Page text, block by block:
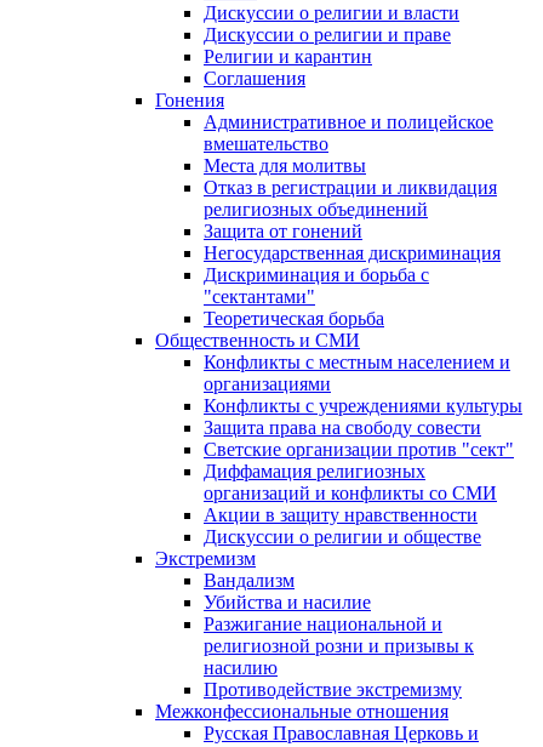
Дискуссии о религии и власти
Дискуссии о религии и праве
Религии и карантин
Соглашения
Гонения
Административное и полицейское
вмешательство
Места для молитвы
Отказ в регистрации и ликвидация
религиозных объединений
Защита от гонений
Негосударственная дискриминация
Дискриминация и борьба с
"сектантами"
Теоретическая борьба
Общественность и СМИ
Конфликты с местным населением и
организациями
Конфликты с учреждениями культуры
Защита права на свободу совести
Светские организации против "сект"
Диффамация религиозных
организаций и конфликты со СМИ
Акции в защиту нравственности
Дискуссии о религии и обществе
Экстремизм
Вандализм
Убийства и насилие
Разжигание национальной и
религиозной розни и призывы к
насилию
Противодействие экстремизму
Межконфессиональные отношения
Русская Православная Церковь и